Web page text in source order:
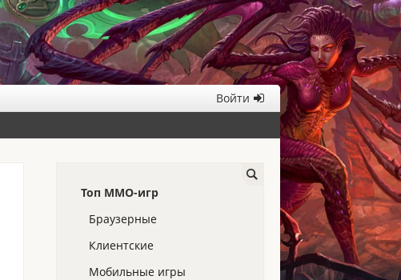
Войти
Топ ММО-игр
Браузерные
Клиентские
Мобильные игры